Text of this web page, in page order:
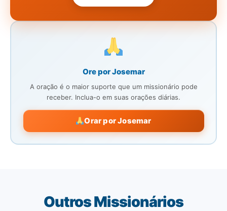
Ore por Josemar
A oração é o maior suporte que um missionário pode
receber. Inclua-o em suas orações diárias.
Orar por Josemar
Outros Missionários